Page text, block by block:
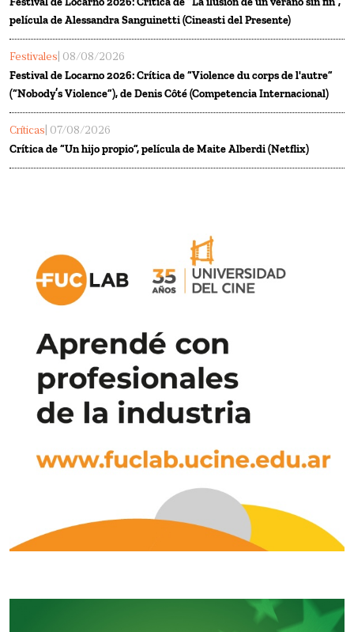
película de Alessandra Sanguinetti (Cineasti del Presente)
Festivales | 08/08/2026
Festival de Locarno 2026: Crítica de “Violence du corps de l'autre”
(“Nobody’s Violence”), de Denis Côté (Competencia Internacional)
Críticas | 07/08/2026
Crítica de “Un hijo propio”, película de Maite Alberdi (Netflix)